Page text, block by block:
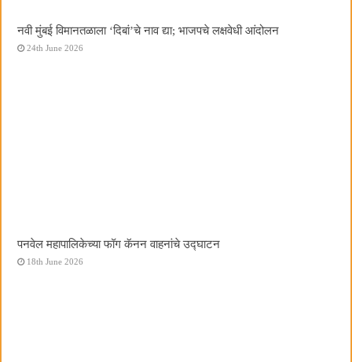
नवी मुंबई विमानतळाला ‌‘दिबां‌’चे नाव द्या; भाजपचे लक्षवेधी आंदोलन
24th June 2026
पनवेल महापालिकेच्या फॉग कॅनन वाहनांचे उद्घाटन
18th June 2026